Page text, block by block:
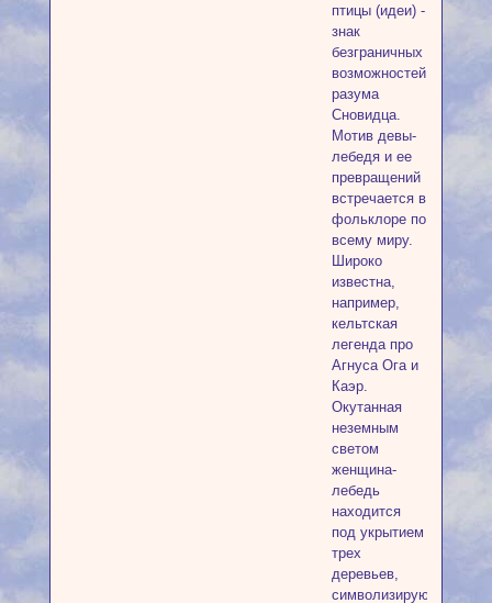
птицы (идеи) -
знак
безграничных
возможностей
разума
Сновидца.
Мотив девы-
лебедя и ее
превращений
встречается в
фольклоре по
всему миру.
Широко
известна,
например,
кельтская
легенда про
Агнуса Ога и
Каэр.
Окутанная
неземным
светом
женщина-
лебедь
находится
под укрытием
трех
деревьев,
символизирующих